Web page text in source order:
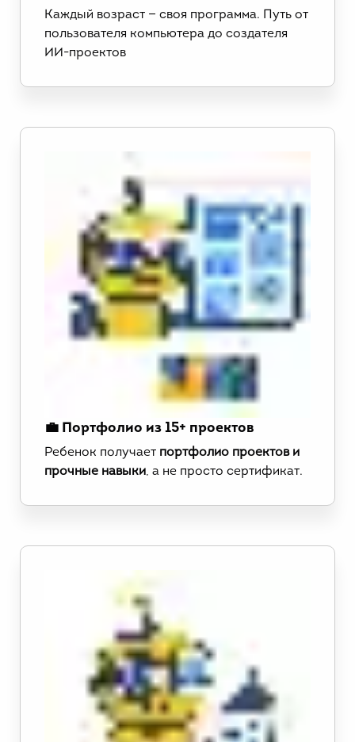
Каждый возраст — своя программа. Путь от
пользователя компьютера до создателя
ИИ-проектов
💼 Портфолио из 15+ проектов
Ребенок получает портфолио проектов и
прочные навыки, а не просто сертификат.